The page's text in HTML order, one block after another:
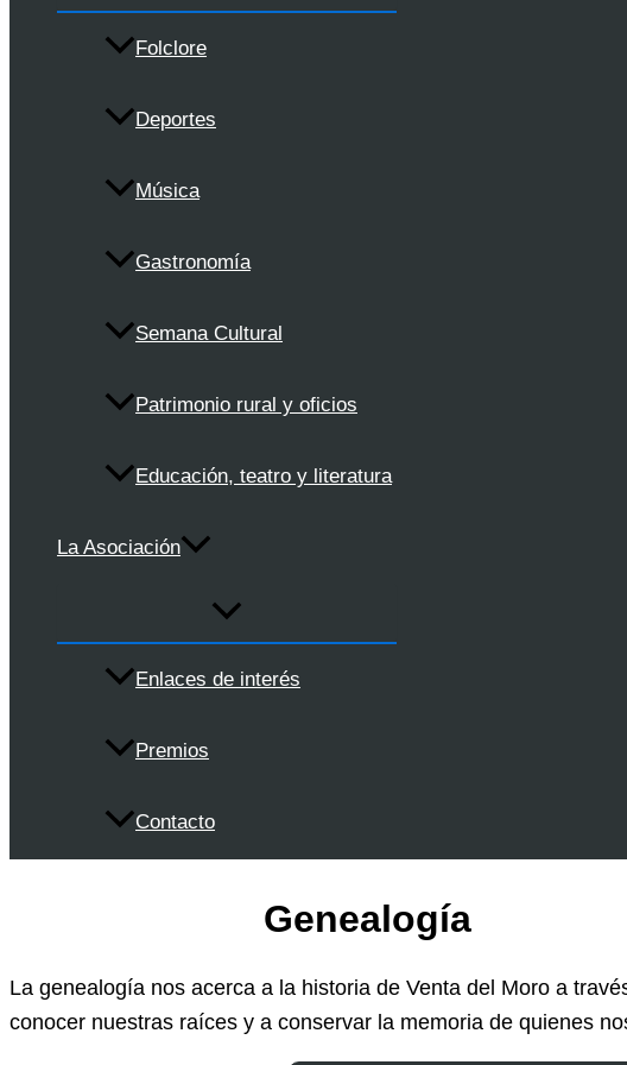
Folclore
Deportes
Música
Gastronomía
Semana Cultural
Patrimonio rural y oficios
Educación, teatro y literatura
La Asociación
Enlaces de interés
Premios
Contacto
Genealogía
La genealogía nos acerca a la historia de Venta del Moro a
conocer nuestras raíces y a conservar la memoria de quienes